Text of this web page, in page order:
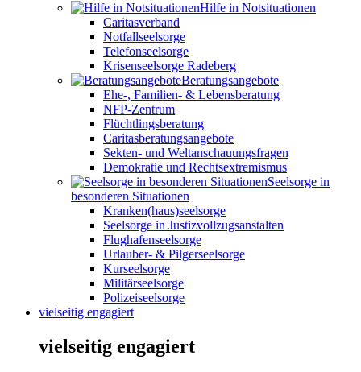
Hilfe in Notsituationen
Caritasverband
Notfallseelsorge
Telefonseelsorge
Krisenseelsorge Radeberg
Beratungsangebote
Ehe-, Familien- & Lebensberatung
NFP-Zentrum
Flüchtlingsberatung
Caritasberatungsangebote
Sekten- und Weltanschauungsfragen
Demokratie und Rechtsextremismus
Seelsorge in
besonderen Situationen
Kranken(haus)seelsorge
Seelsorge in Justizvollzugsanstalten
Flughafenseelsorge
Urlauber- & Pilgerseelsorge
Kurseelsorge
Militärseelsorge
Polizeiseelsorge
vielseitig engagiert
vielseitig engagiert